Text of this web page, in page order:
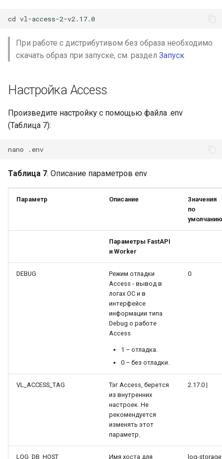
При работе с дистрибутивом без образа необходимо
скачать образ при запуске, см. раздел Запуск
Настройка Access
Произведите настройку с помощью файла .env
(Таблица 7):
Таблица 7. Описание параметров env
Параметр Описание
Значения
по
умолчанию
Параметры FastAPI
и Worker
DEBUG
Режим отладки
Access - вывод в
логах ОС и в
интерфейсе
информации типа
Debug о работе
Access
1 – отладка.
0 – без отладки.
0
VL_ACCESS_TAG
Тэг Access, берется
из внутренних
настроек. Не
рекомендуется
изменять этот
параметр.
2.17.0 |
LOG_DB_HOST Имя хоста для log-storage